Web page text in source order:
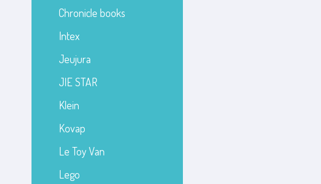
Chronicle books
Intex
Jeujura
JIE STAR
Klein
Kovap
Le Toy Van
Lego